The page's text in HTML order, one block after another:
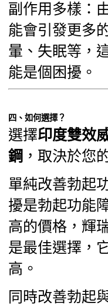
副作用多樣：
能會引發更多
暈、失眠等，
能是個困擾。
四、如何選擇？
選擇印度雙效
鋼 ，取決於您
單純改善勃起
擾是勃起功能
高的價格，輝
是最佳選擇，
高。
同時改善勃起